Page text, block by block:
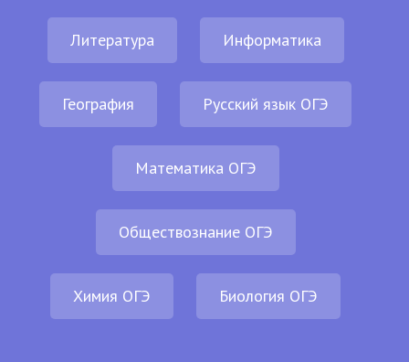
Литература Информатика
География Русский язык ОГЭ
Математика ОГЭ
Обществознание ОГЭ
Химия ОГЭ Биология ОГЭ